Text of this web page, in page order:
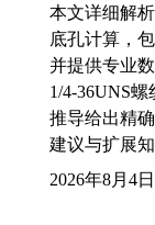
本文详细解
底孔计算，
并提供专业
1/4-36UNS
推导给出精
建议与扩展知
2026年8月4日